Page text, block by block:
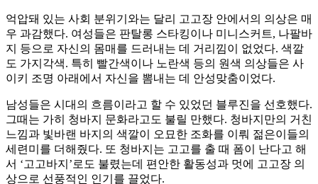
억압돼 있는 사회 분위기와는 달리 고고장 안에서의 의상은 매
우 과감했다. 여성들은 판탈롱 스타킹이나 미니스커트, 나팔바
지 등으로 자신의 몸매를 드러내는 데 거리낌이 없었다. 색깔
도 가지각색. 특히 빨간색이나 노란색 등의 원색 의상들은 사
이키 조명 아래에서 자신을 뽐내는 데 안성맞춤이었다.
남성들은 시대의 흐름이라고 할 수 있었던 블루진을 선호했다.
그때는 가히 청바지 문화라고도 불릴 만했다. 청바지만의 거친
느낌과 빛바랜 바지의 색깔이 오묘한 조화를 이뤄 젊은이들의
세련미를 더해줬다. 또 청바지는 고고를 출 때 폼이 난다고 해
서 ‘고고바지’로도 불렸는데 편안한 활동성과 멋에 고고장 의
상으로 선풍적인 인기를 끌었다.